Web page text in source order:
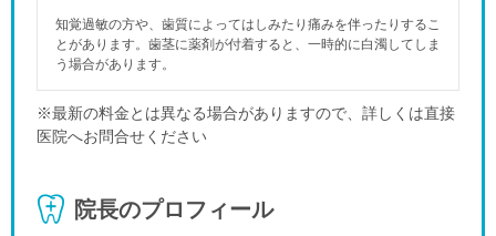
知覚過敏の方や、歯質によってはしみたり痛みを伴ったりするこ
とがあります。歯茎に薬剤が付着すると、一時的に白濁してしま
う場合があります。
※最新の料金とは異なる場合がありますので、詳しくは直接
医院へお問合せください
院長のプロフィール